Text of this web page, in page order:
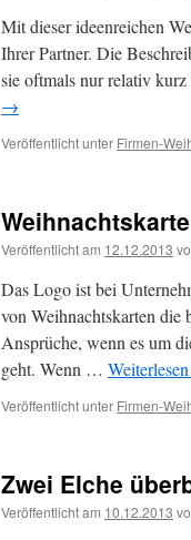
Mit dieser ideenreichen
Ihrer Partner. Die
sie oftmals nur relativ
→
Veröffentlicht unter Firmen-
Veröffentlicht am 12.12.2013
Das Logo ist bei
von Weihnachtskarten die
Ansprüche, wenn es um
geht. Wenn … Weiterlesen
Veröffentlicht unter Firmen-
Zwei Elche
Veröffentlicht am 10.12.2013